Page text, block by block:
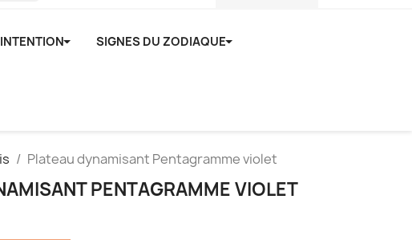
SIGNES DU ZODIAQUE
Plateau dynamisant Pentagramme violet
PENTAGRAMME VIOLET